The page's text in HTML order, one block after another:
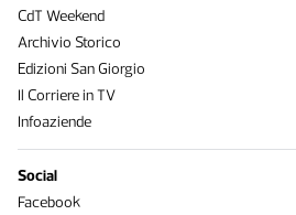
CdT Weekend
Archivio Storico
Edizioni San Giorgio
Il Corriere in TV
Infoaziende
Social
Facebook